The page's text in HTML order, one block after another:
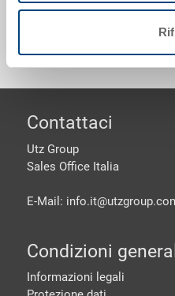
Personalizzazioni - la
piè di
Contattaci
Utz Group
Sales Office Italia
E-Mail: info.it@
Condizioni
Informazioni legali